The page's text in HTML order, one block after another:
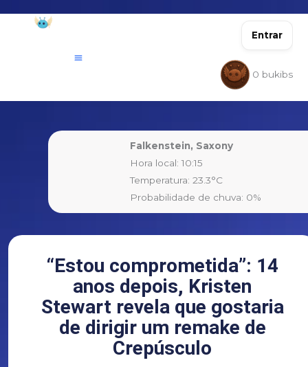
Entrar
0 bukibs
Falkenstein, Saxony
Hora local: 10:15
Temperatura: 23.3°C
Probabilidade de chuva: 0%
“Estou comprometida”: 14
anos depois, Kristen
Stewart revela que gostaria
de dirigir um remake de
Crepúsculo